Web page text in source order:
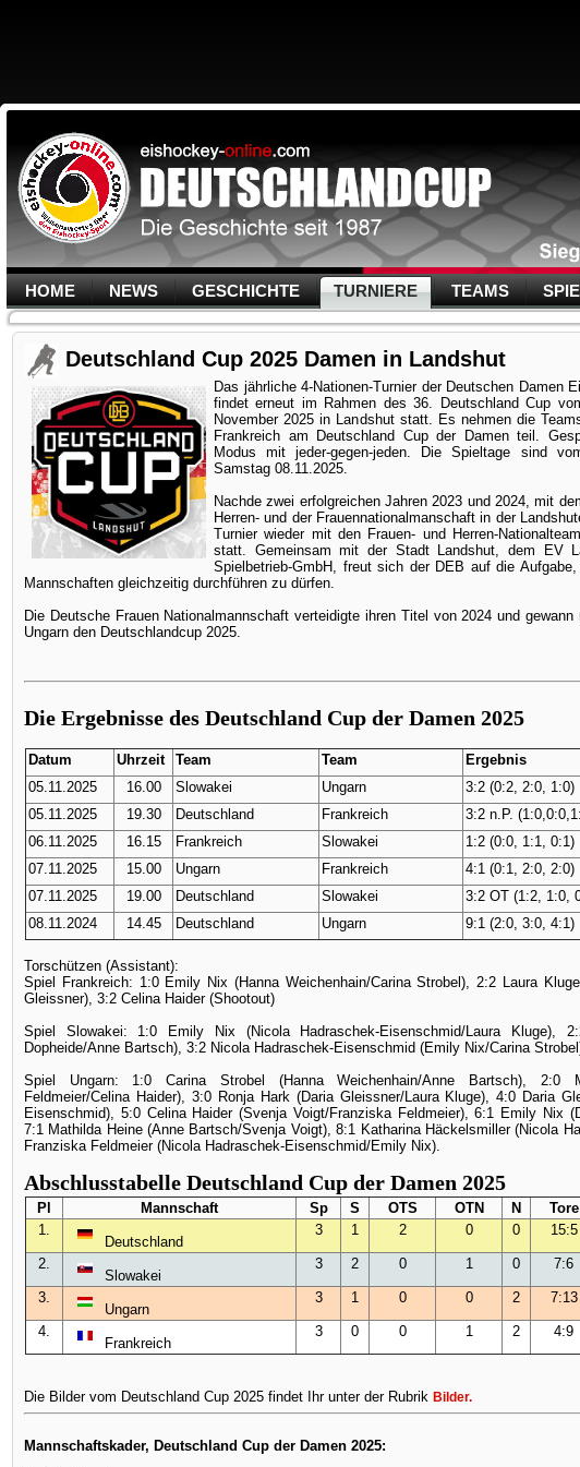
HOME NEWS GESCHICHTE TURNIERE TEAMS
Deutschland Cup 2025 Damen in Landshut
Das jährliche 4-Nationen-Turnier der Deutschen Damen
findet erneut im Rahmen des 36. Deutschland Cup
November 2025 in Landshut statt. Es nehmen die
Frankreich am Deutschland Cup der Damen teil.
Modus mit jeder-gegen-jeden. Die Spieltage sind
Samstag 08.11.2025.
Nachde zwei erfolgreichen Jahren 2023 und 2024, mit
Herren- und der Frauennationalmanschaft in der
Turnier wieder mit den Frauen- und Herren-
statt. Gemeinsam mit der Stadt Landshut, dem EV
Spielbetrieb-GmbH, freut sich der DEB auf die
Mannschaften gleichzeitig durchführen zu dürfen.
Die Deutsche Frauen Nationalmannschaft verteidigte ihren Titel von 2024 und
Ungarn den Deutschlandcup 2025.
Die Ergebnisse des Deutschland Cup der Damen 2025
Datum Uhrzeit Team Team
Ergebnis
05.11.2025
16.00 Slowakei Ungarn 3:2 (0:2, 2:0, 1:0)
05.11.2025
19.30 Deutschland Frankreich 3:2 n.P.
06.11.2025 16.15 Frankreich Slowakei 1:2 (0:0, 1:1, 0:1)
07.11.2025
15.00 Ungarn Frankreich 4:1 (0:1, 2:0, 2:0)
07.11.2025
19.00 Deutschland Slowakei 3:2 OT (1:2, 1:0,
08.11.2024 14.45 Deutschland Ungarn 9:1 (2:0, 3:0, 4:1)
Torschützen (Assistant):
Spiel Frankreich: 1:0 Emily Nix (Hanna Weichenhain/Carina Strobel), 2:2 Laura
Gleissner), 3:2 Celina Haider (Shootout)
Spiel Slowakei: 1:0 Emily Nix (Nicola Hadraschek-Eisenschmid/Laura Kluge),
Dopheide/Anne Bartsch), 3:2 Nicola Hadraschek-Eisenschmid (Emily Nix/Carina
Spiel Ungarn: 1:0 Carina Strobel (Hanna Weichenhain/Anne Bartsch), 2:0
Feldmeier/Celina Haider), 3:0 Ronja Hark (Daria Gleissner/Laura Kluge), 4:0 Daria
Eisenschmid), 5:0 Celina Haider (Svenja Voigt/Franziska Feldmeier), 6:1 Emily Nix
7:1 Mathilda Heine (Anne Bartsch/Svenja Voigt), 8:1 Katharina Häckelsmiller (Nicola
Franziska Feldmeier (Nicola Hadraschek-Eisenschmid/Emily Nix).
Abschlusstabelle Deutschland Cup der Damen 2025
Pl Mannschaft Sp S OTS OTN N Tore
1.
Deutschland
3 1 2 0 0 15:5
2.
Slowakei
3 2 0 1 0 7:6
3.
Ungarn
3 1 0 0 2 7:13
4.
Frankreich
3 0 0 1 2 4:9
Die Bilder vom Deutschland Cup 2025 findet Ihr unter der Rubrik Bilder.
Mannschaftskader, Deutschland Cup der Damen 2025: